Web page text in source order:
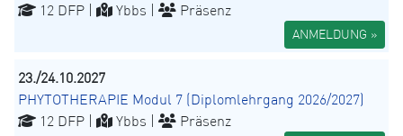
12 DFP |
Ybbs | Präsenz
ANMELDUNG »
23./24.10.2027
PHYTOTHERAPIE Modul 7 (Diplomlehrgang 2026/2027)
12 DFP |
Ybbs | Präsenz